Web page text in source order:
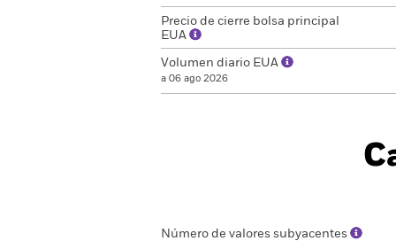
Precio de cierre bolsa principal
EUA
Volumen diario EUA
a 06 ago 2026
Número de valores subyacentes